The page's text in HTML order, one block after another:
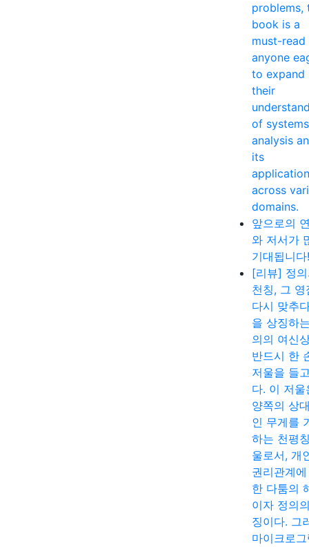
problems,
book is a
must-
anyone
to expand
their
of systems
analysis
its
across
domains.
앞으로의
와 저서가
기대됩니다!
[리뷰] 정
천칭, 그 영
다시 맞추
을 상징하
의의 여신
반드시 한
저울을 들
다. 이 저울
양쪽의 상
인 무게를
하는 천평
울로서, 개
권리관계
한 다툼의
이자 정의
징이다. 그
마이크로